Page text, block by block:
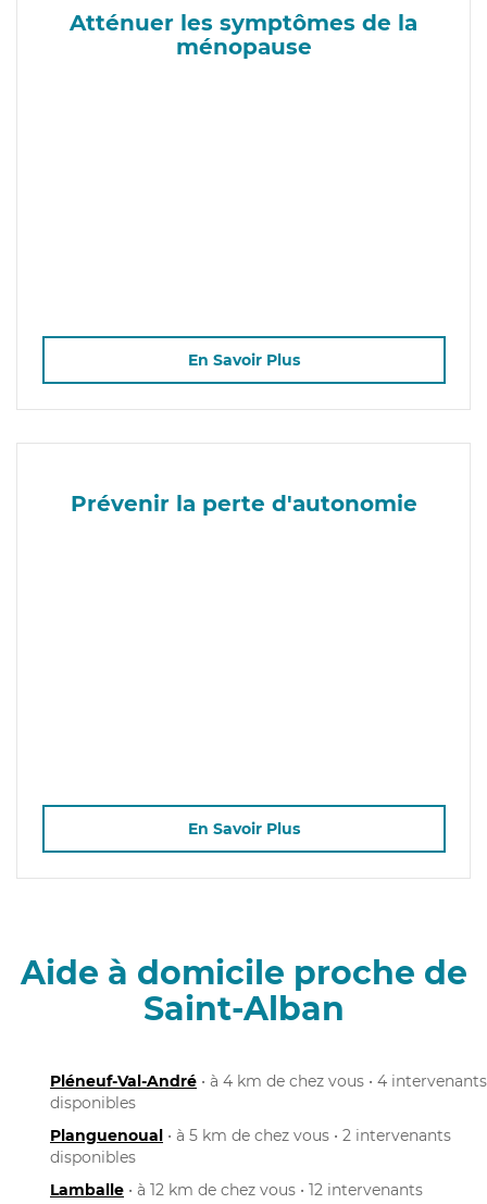
Atténuer les symptômes de la
ménopause
En Savoir Plus
Prévenir la perte d'autonomie
En Savoir Plus
Aide à domicile proche de
Saint-Alban
Pléneuf-Val-André • à 4 km de chez vous • 4 intervenants
disponibles
Planguenoual • à 5 km de chez vous • 2 intervenants
disponibles
Lamballe • à 12 km de chez vous • 12 intervenants